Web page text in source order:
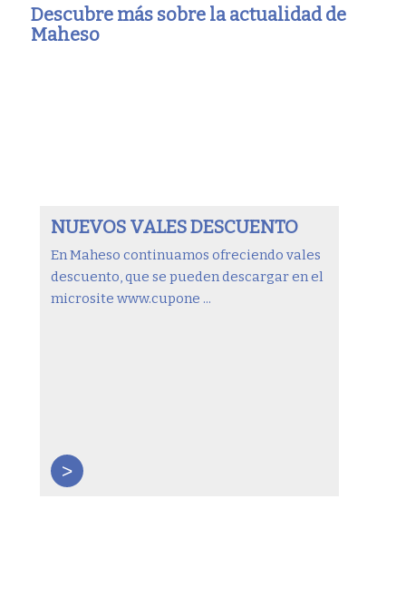
Descubre más sobre la actualidad de
Maheso
NUEVOS VALES DESCUENTO
En Maheso continuamos ofreciendo vales
descuento, que se pueden descargar en el
microsite www.cupone ...
>